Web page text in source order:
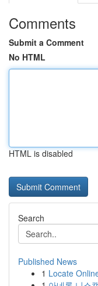
Comments
Submit a Comment
No HTML
HTML is disabled
Search
Published News
1 Locate